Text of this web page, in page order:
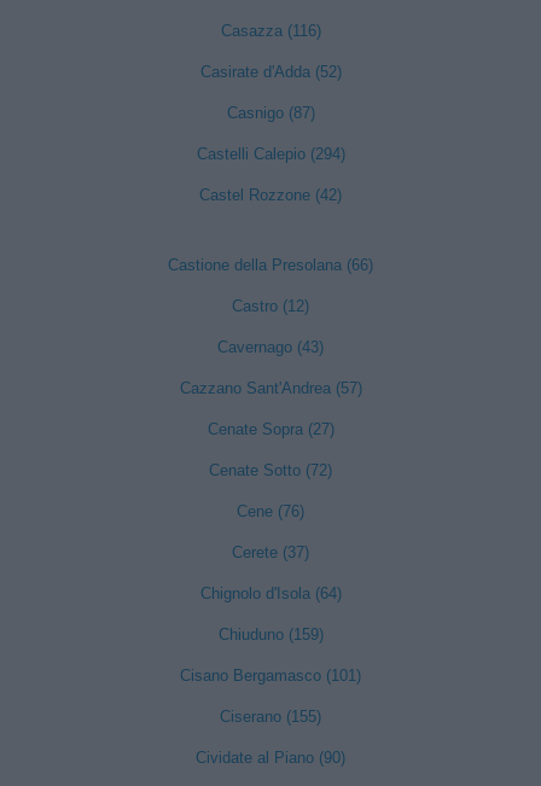
Casazza (116)
Casirate d'Adda (52)
Casnigo (87)
Castelli Calepio (294)
Castel Rozzone (42)
Castione della Presolana (66)
Castro (12)
Cavernago (43)
Cazzano Sant'Andrea (57)
Cenate Sopra (27)
Cenate Sotto (72)
Cene (76)
Cerete (37)
Chignolo d'Isola (64)
Chiuduno (159)
Cisano Bergamasco (101)
Ciserano (155)
Cividate al Piano (90)